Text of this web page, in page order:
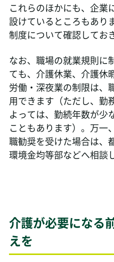
これらのほかにも、企業
設けているところもあり
制度について確認してお
なお、職場の就業規則に
ても、介護休業、介護休
労働・深夜業の制限は、
用できます（ただし、勤
よっては、勤続年数が少
こともあります）。万一
職勧奨を受けた場合は、
環境金均等部などへ相談
介護が必要になる
えを